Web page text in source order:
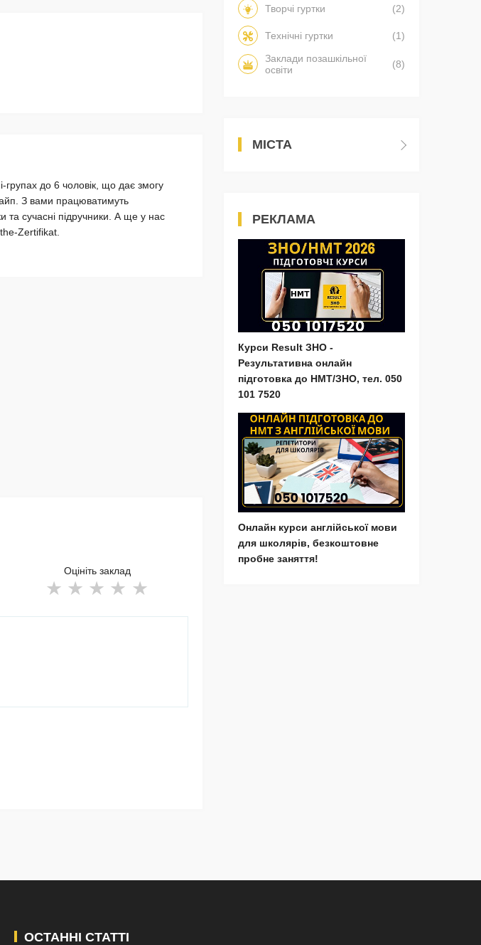
групах до 6 чоловік, що дає змогу
З вами працюватимуть
та сучасні підручники. А ще у нас
Zertifikat.
Оцініть заклад
Творчі гуртки (2)
Технічні гуртки
(1)
Заклади позашкільної
освіти
(8)
МІСТА
РЕКЛАМА
Курси Result ЗНО -
Результативна онлайн
підготовка до НМТ/ЗНО, тел. 050
101 7520
Онлайн курси англійської мови
для школярів, безкоштовне
пробне заняття!
ОСТАННІ СТАТТІ